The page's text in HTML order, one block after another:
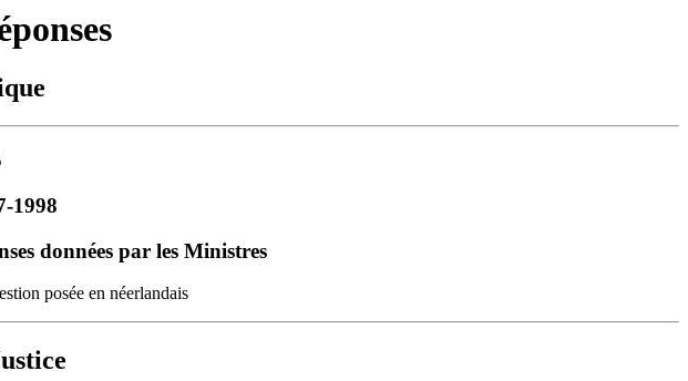
1998
données par les Ministres
posée en néerlandais